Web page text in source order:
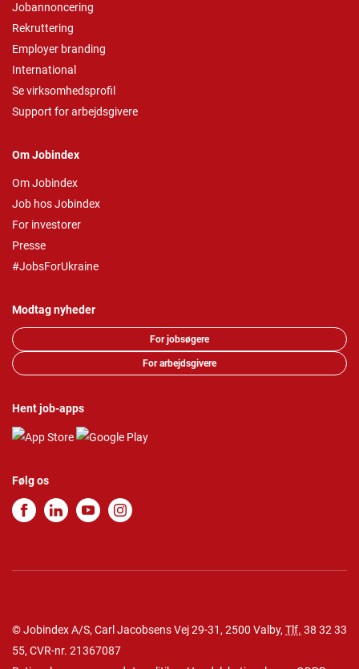
Jobannoncering
Rekruttering
Employer branding
International
Se virksomhedsprofil
Support for arbejdsgivere
Om Jobindex
Om Jobindex
Job hos Jobindex
For investorer
Presse
#JobsForUkraine
Modtag nyheder
For jobsøgere
For arbejdsgivere
Hent job-apps
Følg os
© Jobindex A/S, Carl Jacobsens Vej 29-31, 2500 Valby, Tlf. 38 32 33
55, CVR-nr. 21367087